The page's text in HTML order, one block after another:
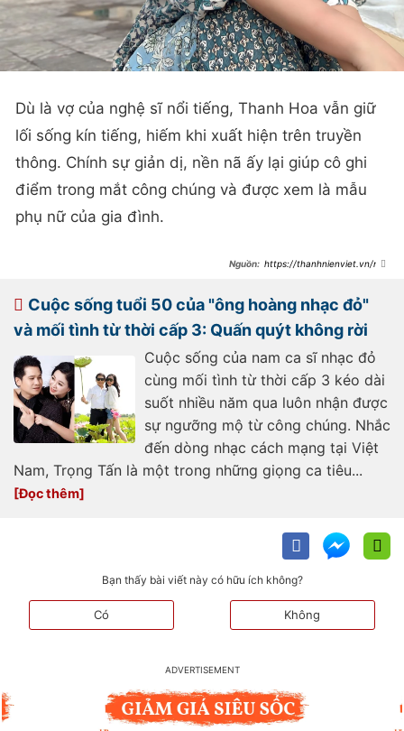
Dù là vợ của nghệ sĩ nổi tiếng, Thanh Hoa vẫn giữ
lối sống kín tiếng, hiếm khi xuất hiện trên truyền
thông. Chính sự giản dị, nền nã ấy lại giúp cô ghi
điểm trong mắt công chúng và được xem là mẫu
phụ nữ của gia đình.
https://thanhnienviet.vn/nha
nam-209260602171058282.htm
Cuộc sống tuổi 50 của "ông hoàng nhạc đỏ"
và mối tình từ thời cấp 3: Quấn quýt không rời
Cuộc sống của nam ca sĩ nhạc đỏ
cùng mối tình từ thời cấp 3 kéo dài
suốt nhiều năm qua luôn nhận được
sự ngưỡng mộ từ công chúng. Nhắc
đến dòng nhạc cách mạng tại Việt
Nam, Trọng Tấn là một trong những giọng ca tiêu...
Bạn thấy bài viết này có hữu ích không?
Có Không